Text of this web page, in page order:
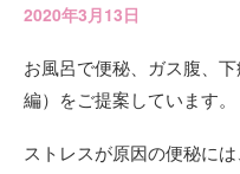
2020年3月13日
お風呂で便秘、ガス腹、
編）をご提案しています。
ストレスが原因の便秘に